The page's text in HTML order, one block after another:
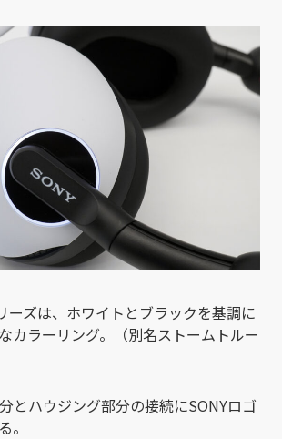
ーズは、ホワイトとブラックを基調に
カラーリング。（別名ストームトルー
とハウジング部分の接続にSONYロゴ
。